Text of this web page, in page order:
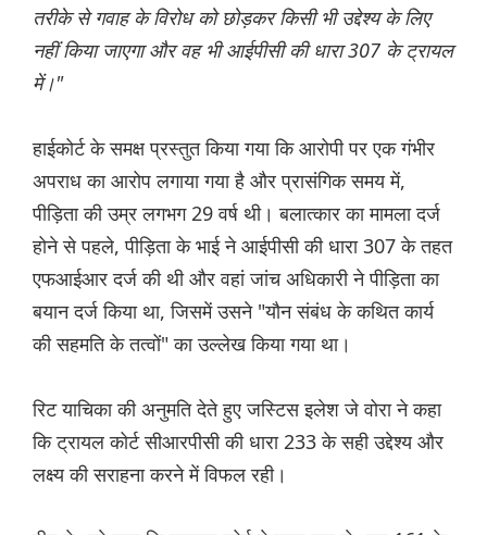
तरीके से गवाह के विरोध को छोड़कर किसी भी उद्देश्य के लिए
नहीं किया जाएगा और वह भी आईपीसी की धारा 307 के ट्रायल
में।"
हाईकोर्ट के समक्ष प्रस्तुत किया गया कि आरोपी पर एक गंभीर
अपराध का आरोप लगाया गया है और प्रासंगिक समय में,
पीड़िता की उम्र लगभग 29 वर्ष थी। बलात्कार का मामला दर्ज
होने से पहले, पीड़िता के भाई ने आईपीसी की धारा 307 के तहत
एफआईआर दर्ज की थी और वहां जांच अधिकारी ने पीड़िता का
बयान दर्ज किया था, जिसमें उसने "यौन संबंध के कथित कार्य
की सहमति के तत्वों" का उल्लेख किया गया था।
रिट याचिका की अनुमति देते हुए ज‌स्टिस इलेश जे वोरा ने कहा
कि ट्रायल कोर्ट सीआरपीसी की धारा 233 के सही उद्देश्य और
लक्ष्य की सराहना करने में विफल रही।